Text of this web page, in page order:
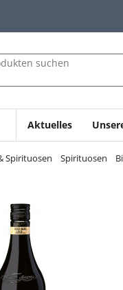
suchen
Aktuelles
Spirituosen Spirituosen